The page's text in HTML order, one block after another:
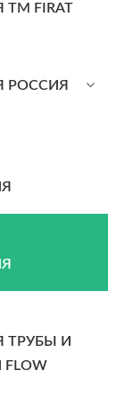
FIRAT
РОССИЯ
ТРУБЫ И